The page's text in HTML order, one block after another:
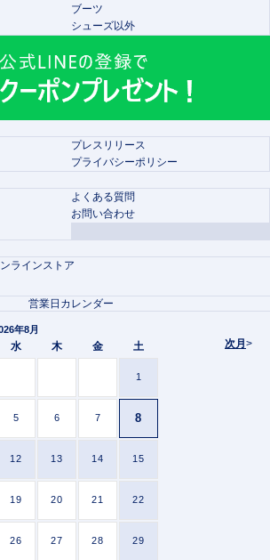
ブーツ
シューズ以外
プレスリリース
プライバシーポリシー
よくある質問
お問い合わせ
ラインストア
次月>
営業日カレンダー
年8月
水 木 金 土
1
5 6 7 8
12 13 14 15
19 20 21 22
26 27 28 29